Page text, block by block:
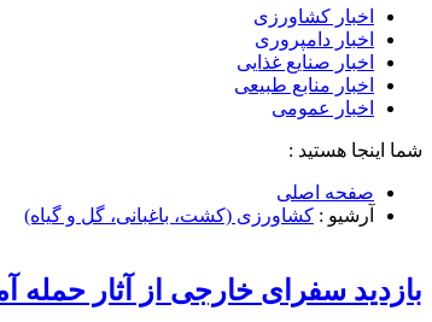
اخبار کشاورزی
اخبار دامپروری
اخبار صنایع غذایی
اخبار منابع طبیعی
اخبار عمومی
شما اینجا هستید :
صفحه اصلی
آرشیو : کشاورزی (کشت، باغبانی، گل و گیاه)
بازدید سفرای خارجی از آثار حمله